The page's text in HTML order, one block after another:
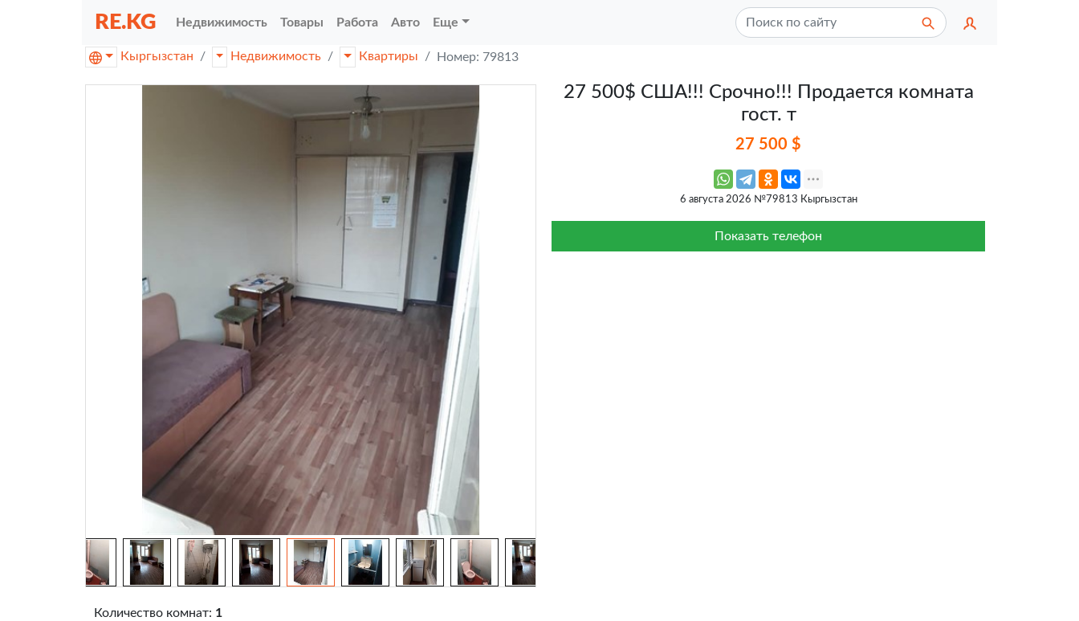
RE.KG Недвижимость Товары Работа Авто Еще
Кыргызстан Недвижимость Квартиры Номер: 79813
27 500$ США!!! Срочно!!! Продается комната
гост. т
27 500 $
6 августа 2026 №79813 Кыргызстан
Показать телефон
Количество комнат: 1